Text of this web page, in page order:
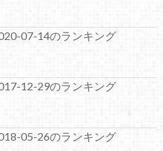
07-14のランキング
12-29のランキング
05-26のランキング